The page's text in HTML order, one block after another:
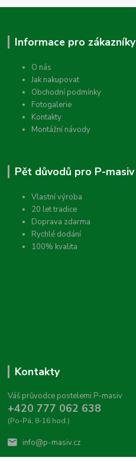
Informace pro zákazníky
O nás
Jak nakupovat
Obchodní podmínky
Fotogalerie
Kontakty
Montážní návody
Pět důvodů pro P-masiv
Vlastní výroba
20 let tradice
Doprava zdarma
Rychlé dodání
100% kvalita
Kontakty
Váš průvodce postelemi P-masiv
+420 777 062 638
(Po-Pá, 8-16 hod.)
info@p-masiv.cz